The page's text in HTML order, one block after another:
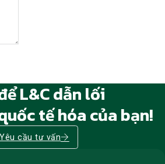
L&C dẫn lối
tế hóa của bạn!
Yêu cầu tư vấn